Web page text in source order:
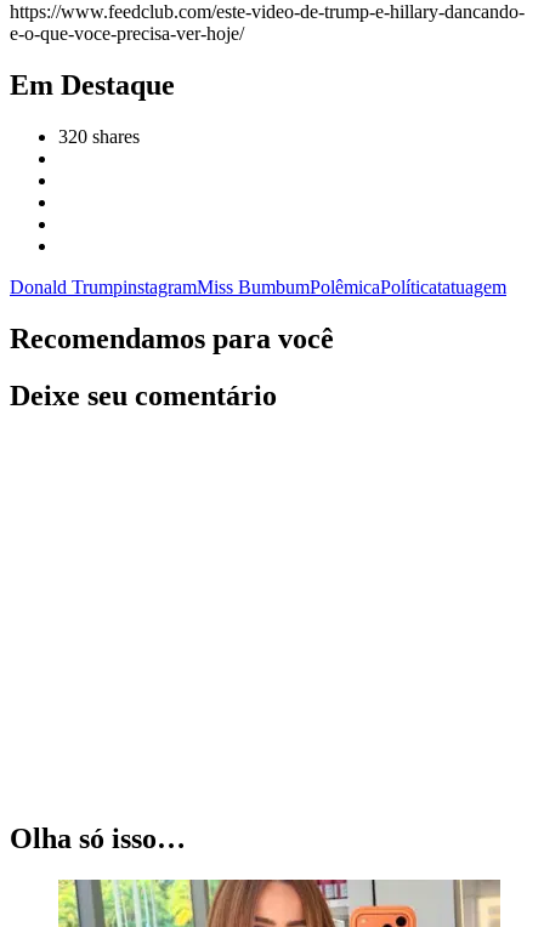
https://www.feedclub.com/este-video-de-trump-e-hillary-dancando-
e-o-que-voce-precisa-ver-hoje/
Em Destaque
320 shares
Donald TrumpinstagramMiss BumbumPolêmicaPolíticatatuagem
Recomendamos para você
Deixe seu comentário
Olha só isso…